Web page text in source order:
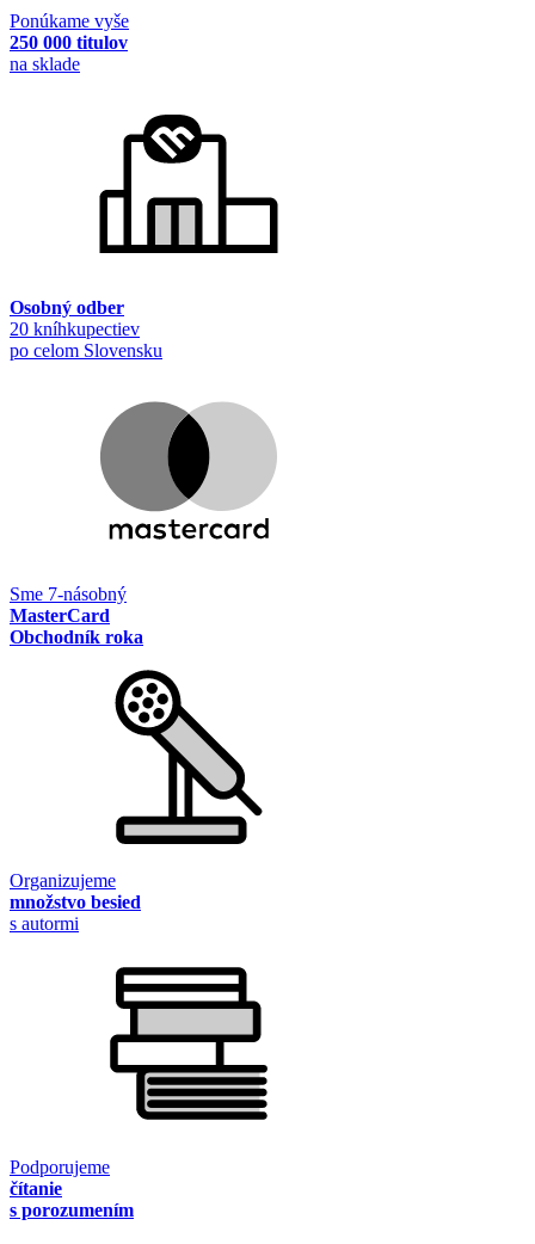
Ponúkame vyše
250 000 titulov
na sklade
Osobný odber
20 kníhkupectiev
po celom Slovensku
Sme 7-násobný
MasterCard
Obchodník roka
Organizujeme
množstvo besied
s autormi
Podporujeme
čítanie
s porozumením